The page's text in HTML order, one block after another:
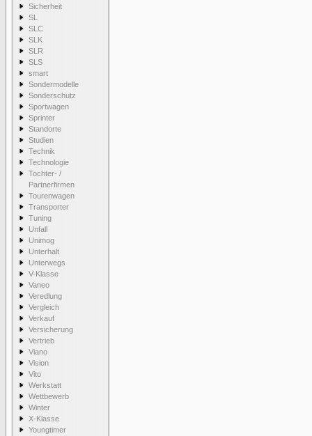
Sicherheit
SL
SLC
SLK
SLR
SLS
smart
Sondermodelle
Sonderschutz
Sportwagen
Sprinter
Standorte
Studien
Technik
Technologie
Tochter- /
Partnerfirmen
Tourenwagen
Transporter
Tuning
Unfall
Unimog
Unterhalt
Unterwegs
V-Klasse
Vaneo
Veredlung
Vergleich
Verkauf
Versicherung
Vertrieb
Viano
Vision
Vito
Werkstatt
Wettbewerb
Winter
X-Klasse
Youngtimer